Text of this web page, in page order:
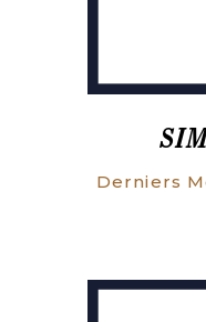
Derniers